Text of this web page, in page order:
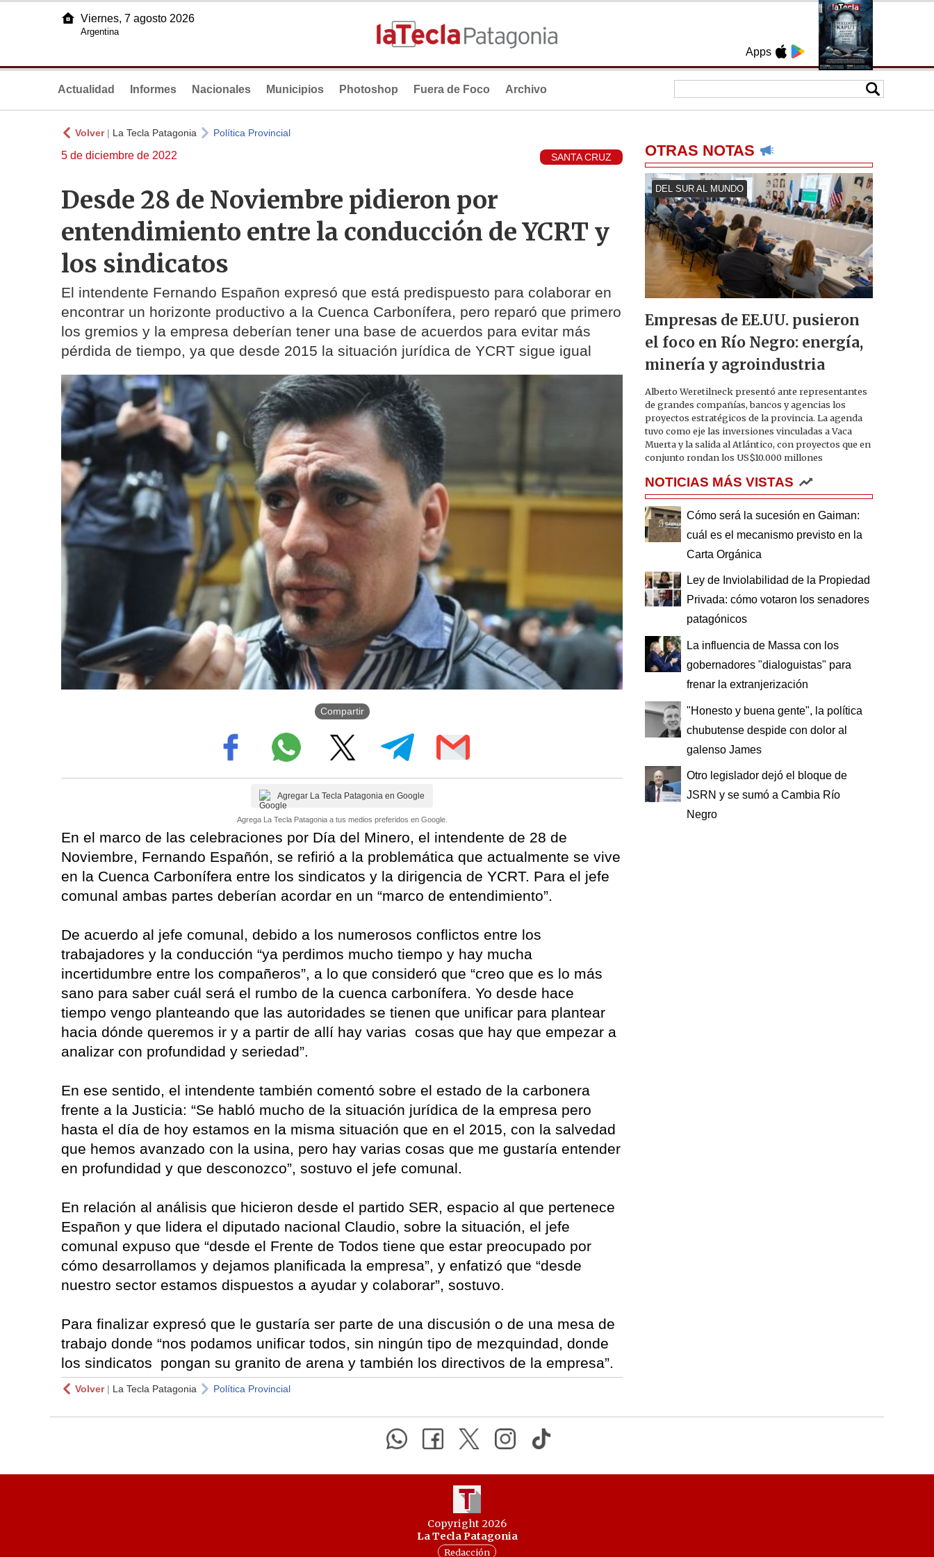
Apps
Viernes, 7 agosto 2026
Argentina
Actualidad Informes Nacionales Municipios Photoshop Fuera de Foco Archivo
Volver| La Tecla Patagonia Política Provincial
5 de diciembre de 2022 SANTA CRUZ
Desde 28 de Noviembre pidieron por
entendimiento entre la conducción de YCRT y
los sindicatos
El intendente Fernando Españon expresó que está predispuesto para colaborar en
encontrar un horizonte productivo a la Cuenca Carbonífera, pero reparó que primero
los gremios y la empresa deberían tener una base de acuerdos para evitar más
pérdida de tiempo, ya que desde 2015 la situación jurídica de YCRT sigue igual
Compartir
Agregar La Tecla Patagonia en Google
Agrega La Tecla Patagonia a tus medios preferidos en Google.
En el marco de las celebraciones por Día del Minero, el intendente de 28 de
Noviembre, Fernando Españón, se refirió a la problemática que actualmente se vive
en la Cuenca Carbonífera entre los sindicatos y la dirigencia de YCRT. Para el jefe
comunal ambas partes deberían acordar en un “marco de entendimiento”.
De acuerdo al jefe comunal, debido a los numerosos conflictos entre los
trabajadores y la conducción “ya perdimos mucho tiempo y hay mucha
incertidumbre entre los compañeros”, a lo que consideró que “creo que es lo más
sano para saber cuál será el rumbo de la cuenca carbonífera. Yo desde hace
tiempo vengo planteando que las autoridades se tienen que unificar para plantear
hacia dónde queremos ir y a partir de allí hay varias cosas que hay que empezar a
analizar con profundidad y seriedad”.
En ese sentido, el intendente también comentó sobre el estado de la carbonera
frente a la Justicia: “Se habló mucho de la situación jurídica de la empresa pero
hasta el día de hoy estamos en la misma situación que en el 2015, con la salvedad
que hemos avanzado con la usina, pero hay varias cosas que me gustaría entender
en profundidad y que desconozco”, sostuvo el jefe comunal.
En relación al análisis que hicieron desde el partido SER, espacio al que pertenece
Españon y que lidera el diputado nacional Claudio, sobre la situación, el jefe
comunal expuso que “desde el Frente de Todos tiene que estar preocupado por
cómo desarrollamos y dejamos planificada la empresa”, y enfatizó que “desde
nuestro sector estamos dispuestos a ayudar y colaborar”, sostuvo.
Para finalizar expresó que le gustaría ser parte de una discusión o de una mesa de
trabajo donde “nos podamos unificar todos, sin ningún tipo de mezquindad, donde
los sindicatos pongan su granito de arena y también los directivos de la empresa”.
Volver| La Tecla Patagonia Política Provincial
OTRAS NOTAS
DEL SUR AL MUNDO
Empresas de EE.UU. pusieron
el foco en Río Negro: energía,
minería y agroindustria
Alberto Weretilneck presentó ante representantes
de grandes compañías, bancos y agencias los
proyectos estratégicos de la provincia. La agenda
tuvo como eje las inversiones vinculadas a Vaca
Muerta y la salida al Atlántico, con proyectos que en
conjunto rondan los US$10.000 millones
NOTICIAS MÁS VISTAS
Cómo será la sucesión en Gaiman:
cuál es el mecanismo previsto en la
Carta Orgánica
Ley de Inviolabilidad de la Propiedad
Privada: cómo votaron los senadores
patagónicos
La influencia de Massa con los
gobernadores "dialoguistas" para
frenar la extranjerización
"Honesto y buena gente", la política
chubutense despide con dolor al
galenso James
Otro legislador dejó el bloque de
JSRN y se sumó a Cambia Río
Negro
Copyright 2026
La Tecla Patagonia
Redacción